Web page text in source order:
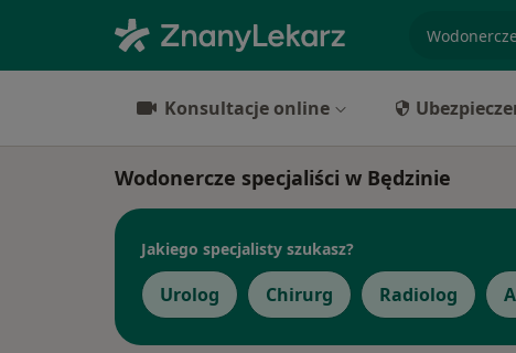
Konsultacje online
Wodonercze specjaliści w Będzinie
Jakiego specjalisty szukasz?
Urolog Chirurg Radiolog